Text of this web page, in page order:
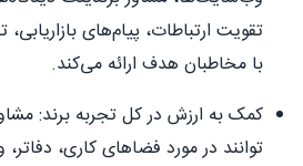
تقویت ارتباطات، پیام‌های
با مخاطبان هدف ارائه می‌کند.
کمک به ارزش در کل تجربه برند:
توانند در مورد فضاهای کاری،